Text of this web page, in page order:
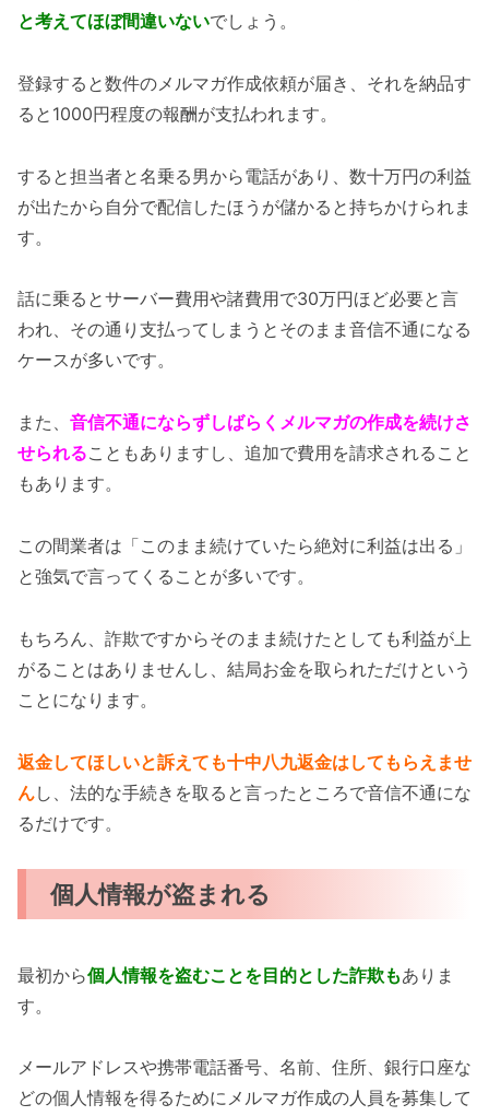
と考えてほぼ間違いないでしょう。
登録すると数件のメルマガ作成依頼が届き、それを納品す
ると1000円程度の報酬が支払われます。
すると担当者と名乗る男から電話があり、数十万円の利益
が出たから自分で配信したほうが儲かると持ちかけられま
す。
話に乗るとサーバー費用や諸費用で30万円ほど必要と言
われ、その通り支払ってしまうとそのまま音信不通になる
ケースが多いです。
また、 音信不通にならずしばらくメルマガの作成を続けさ
せられることもありますし、追加で費用を請求されること
もあります。
この間業者は「このまま続けていたら絶対に利益は出る」
と強気で言ってくることが多いです。
もちろん、詐欺ですからそのまま続けたとしても利益が上
がることはありませんし、結局お金を取られただけという
ことになります。
返金してほしいと訴えても十中八九返金はしてもらえませ
んし、法的な手続きを取ると言ったところで音信不通にな
るだけです。
個人情報が盗まれる
最初から個人情報を盗むことを目的とした詐欺もありま
す。
メールアドレスや携帯電話番号、名前、住所、銀行口座な
どの個人情報を得るためにメルマガ作成の人員を募集して